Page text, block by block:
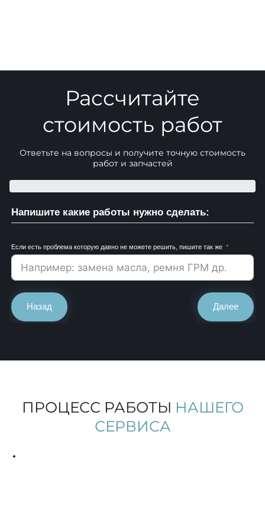
Рассчитайте
стоимость работ
Ответьте на вопросы и получите точную стоимость
работ и запчастей
Напишите какие работы нужно сделать:
Если есть проблема которую давно не можете решить, пишите так же
Назад Далее
ПРОЦЕСС РАБОТЫ НАШЕГО
СЕРВИСА